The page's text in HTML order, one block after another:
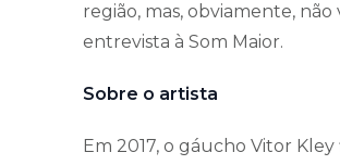
região, mas, obviamente,
entrevista à Som Maior.
Sobre o artista
Em 2017, o gáucho Vitor